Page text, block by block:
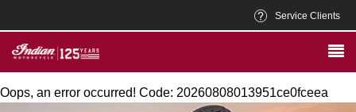
Service Clients
Oops, an error occurred! Code: 20260808013951ce0fceea